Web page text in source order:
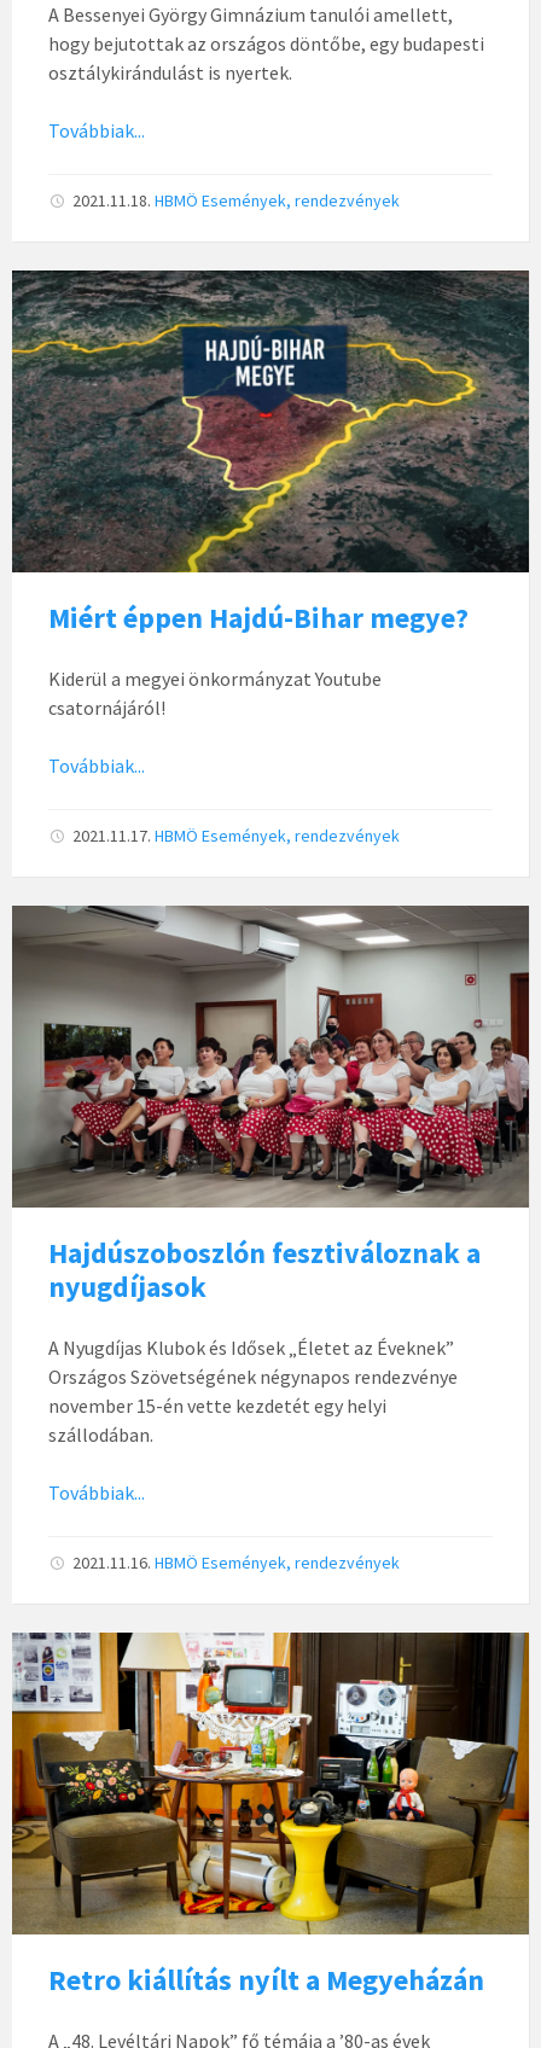
A Bessenyei György Gimnázium tanulói amellett,
hogy bejutottak az országos döntőbe, egy budapesti
osztálykirándulást is nyertek.
Továbbiak...
2021.11.18. HBMÖ Események, rendezvények
Miért éppen Hajdú-Bihar megye?
Kiderül a megyei önkormányzat Youtube
csatornájáról!
Továbbiak...
2021.11.17. HBMÖ Események, rendezvények
Hajdúszoboszlón fesztiváloznak a
nyugdíjasok
A Nyugdíjas Klubok és Idősek „Életet az Éveknek”
Országos Szövetségének négynapos rendezvénye
november 15-én vette kezdetét egy helyi
szállodában.
Továbbiak...
2021.11.16. HBMÖ Események, rendezvények
Retro kiállítás nyílt a Megyeházán
A „48. Levéltári Napok” fő témája a ’80-as évek